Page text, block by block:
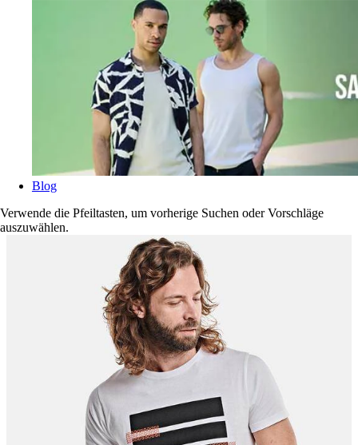
Blog
Verwende die Pfeiltasten, um vorherige Suchen oder Vorschläge
auszuwählen.